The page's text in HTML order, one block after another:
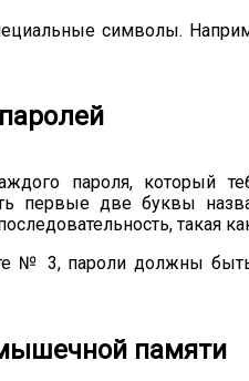
символы.
пароля, который
первые две буквы
такая
№ 3, пароли должны
памяти